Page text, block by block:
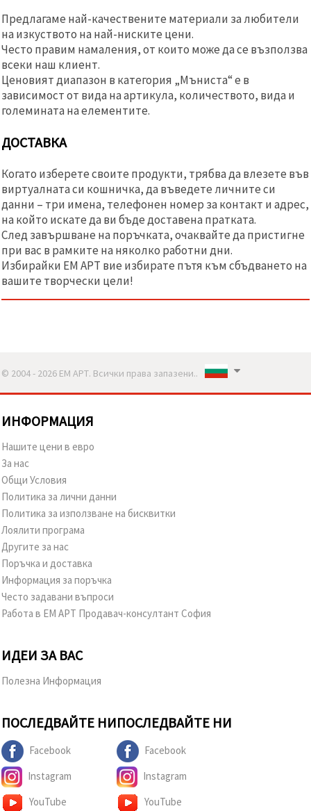
Предлагаме най-качествените материали за любители
на изкуството на най-ниските цени.
Често правим намаления, от които може да се възползва
всеки наш клиент.
Ценовият диапазон в категория „Мъниста“ е в
зависимост от вида на артикула, количеството, вида и
големината на елементите.
ДОСТАВКА
Когато изберете своите продукти, трябва да влезете във
виртуалната си кошничка, да въведете личните си
данни – три имена, телефонен номер за контакт и адрес,
на който искате да ви бъде доставена пратката.
След завършване на поръчката, очаквайте да пристигне
при вас в рамките на няколко работни дни.
Избирайки ЕМ АРТ вие избирате пътя към сбъдването на
вашите творчески цели!
© 2004 - 2026 ЕМ АРТ. Всички права запазени..
ИНФОРМАЦИЯ
Нашите цени в евро
За нас
Общи Условия
Политика за лични данни
Политика за използване на бисквитки
Лоялити програма
Другите за нас
Поръчка и доставка
Информация за поръчка
Често задавани въпроси
Работа в ЕМ АРТ Продавач-консултант София
ИДЕИ ЗА ВАС
Полезна Информация
ПОСЛЕДВАЙТЕ НИ
Facebook
Instagram
YouTube
ПОСЛЕДВАЙТЕ НИ
Facebook
Instagram
YouTube